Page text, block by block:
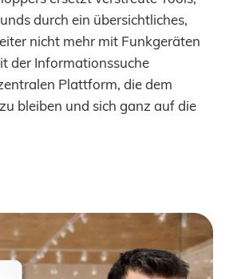
durch ein übersichtliches,
nicht mehr mit Funkgeräten
der Informationssuche
Plattform, die dem
bleiben und sich ganz auf die